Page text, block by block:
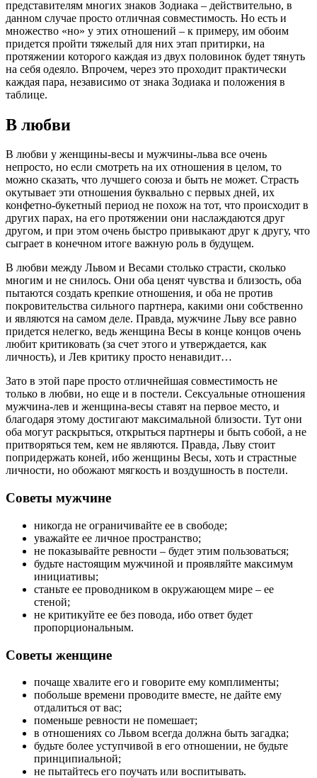
представителям многих знаков Зодиака – действительно, в
данном случае просто отличная совместимость. Но есть и
множество «но» у этих отношений – к примеру, им обоим
придется пройти тяжелый для них этап притирки, на
протяжении которого каждая из двух половинок будет тянуть
на себя одеяло. Впрочем, через это проходит практически
каждая пара, независимо от знака Зодиака и положения в
таблице.
В любви
В любви у женщины-весы и мужчины-льва все очень
непросто, но если смотреть на их отношения в целом, то
можно сказать, что лучшего союза и быть не может. Страсть
окутывает эти отношения буквально с первых дней, их
конфетно-букетный период не похож на тот, что происходит в
других парах, на его протяжении они наслаждаются друг
другом, и при этом очень быстро привыкают друг к другу, что
сыграет в конечном итоге важную роль в будущем.
В любви между Львом и Весами столько страсти, сколько
многим и не снилось. Они оба ценят чувства и близость, оба
пытаются создать крепкие отношения, и оба не против
покровительства сильного партнера, какими они собственно
и являются на самом деле. Правда, мужчине Льву все равно
придется нелегко, ведь женщина Весы в конце концов очень
любит критиковать (за счет этого и утверждается, как
личность), и Лев критику просто ненавидит…
Зато в этой паре просто отличнейшая совместимость не
только в любви, но еще и в постели. Сексуальные отношения
мужчина-лев и женщина-весы ставят на первое место, и
благодаря этому достигают максимальной близости. Тут они
оба могут раскрыться, открыться партнеры и быть собой, а не
притворяться тем, кем не являются. Правда, Льву стоит
попридержать коней, ибо женщины Весы, хоть и страстные
личности, но обожают мягкость и воздушность в постели.
Советы мужчине
никогда не ограничивайте ее в свободе;
уважайте ее личное пространство;
не показывайте ревности – будет этим пользоваться;
будьте настоящим мужчиной и проявляйте максимум
инициативы;
станьте ее проводником в окружающем мире – ее
стеной;
не критикуйте ее без повода, ибо ответ будет
пропорциональным.
Советы женщине
почаще хвалите его и говорите ему комплименты;
побольше времени проводите вместе, не дайте ему
отдалиться от вас;
поменьше ревности не помешает;
в отношениях со Львом всегда должна быть загадка;
будьте более уступчивой в его отношении, не будьте
принципиальной;
не пытайтесь его поучать или воспитывать.